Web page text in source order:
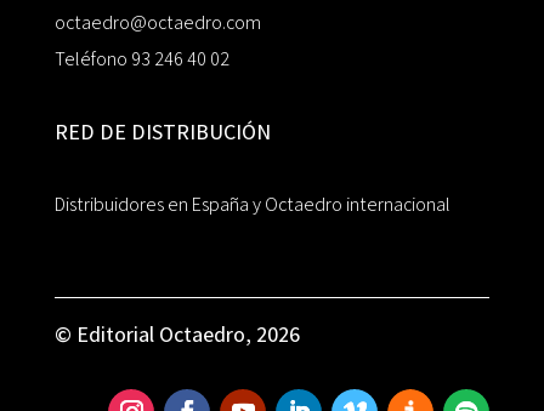
octaedro@octaedro.com
Teléfono 93 246 40 02
RED DE DISTRIBUCIÓN
Distribuidores en España y Octaedro internacional
© Editorial Octaedro, 2026